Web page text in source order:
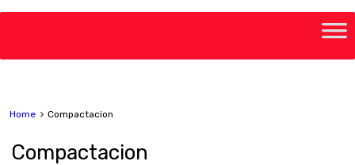
Home Compactacion
Compactacion